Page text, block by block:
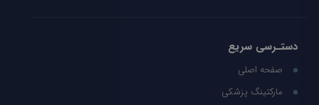
دستـرسی سریع
صفحه اصلی
مارکتینگ پزشکی